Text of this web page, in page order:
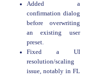
Added a
confirmation dialog
before overwriting
an existing user
preset.
Fixed a UI
resolution/scaling
issue, notably in FL